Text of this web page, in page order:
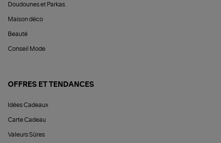
Doudounes et Parkas
Maison déco
Beauté
Conseil Mode
OFFRES ET TENDANCES
Idées Cadeaux
Carte Cadeau
Valeurs Sûres